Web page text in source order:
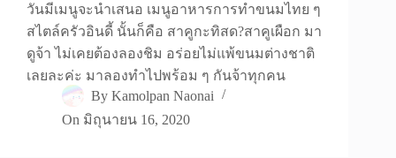
วันมีเมนูจะนำเสนอ เมนูอาหารการทำขนมไทย ๆ
สไตล์ครัวอินดี้ นั้นก็คือ สาคูกะทิสด?สาคูเผือก มา
ดูจ้า ไม่เคยต้องลองชิม อร่อยไม่แพ้ขนมต่างชาติ
เลยละค่ะ มาลองทำไปพร้อม ๆ กันจ้าทุกคน
By Kamolpan Naonai
On มิถุนายน 16, 2020